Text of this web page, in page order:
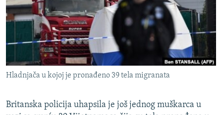
ISPRIČAJ MI
DNEVNO@RSE
SPECIJALI RSE
VIŠE OD NASLOVA
GENOCID U SREBRENICI
POPLAVE I KLIZIŠTA U BIH 2024.
PRATITE NAS
Hladnjača u kojoj je pronađeno 39 tela migranata
Britanska policija uhapsila je još jednog muškarca u